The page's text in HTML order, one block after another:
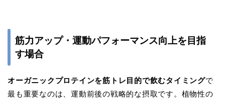
筋力アップ・運動パフォーマンス向上を目指
す場合
オーガニックプロテインを筋トレ目的で飲むタイミングで
最も重要なのは、運動前後の戦略的な摂取です。植物性の